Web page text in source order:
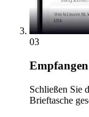
03
Empfangen
Schließen Sie
Brieftasche